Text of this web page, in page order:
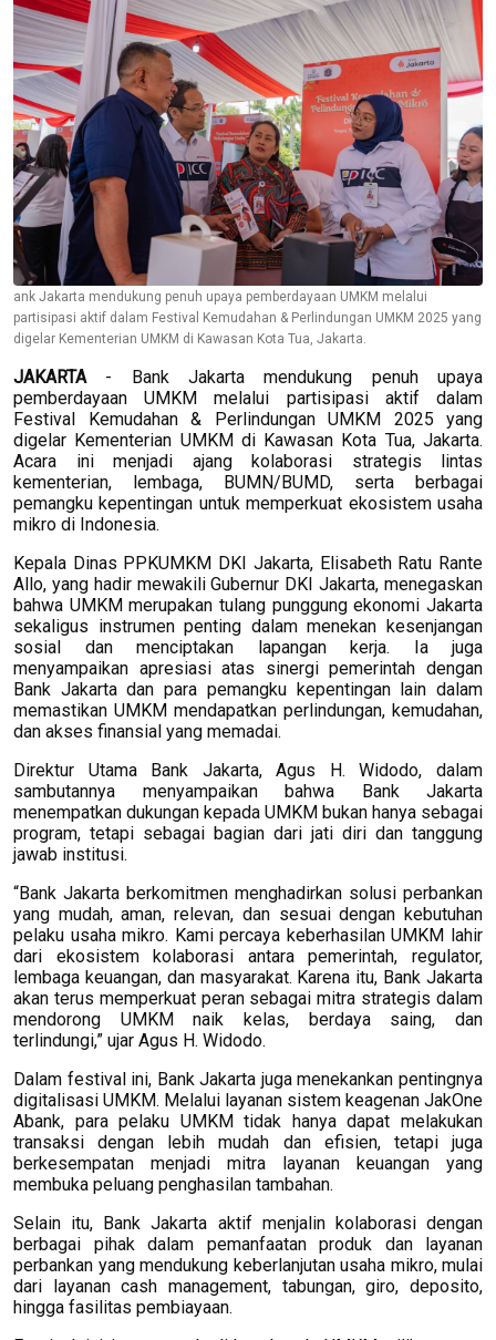
ank Jakarta mendukung penuh upaya pemberdayaan UMKM melalui
partisipasi aktif dalam Festival Kemudahan & Perlindungan UMKM 2025 yang
digelar Kementerian UMKM di Kawasan Kota Tua, Jakarta.
JAKARTA - Bank Jakarta mendukung penuh upaya
pemberdayaan UMKM melalui partisipasi aktif dalam
Festival Kemudahan & Perlindungan UMKM 2025 yang
digelar Kementerian UMKM di Kawasan Kota Tua, Jakarta.
Acara ini menjadi ajang kolaborasi strategis lintas
kementerian, lembaga, BUMN/BUMD, serta berbagai
pemangku kepentingan untuk memperkuat ekosistem usaha
mikro di Indonesia.
Kepala Dinas PPKUMKM DKI Jakarta, Elisabeth Ratu Rante
Allo, yang hadir mewakili Gubernur DKI Jakarta, menegaskan
bahwa UMKM merupakan tulang punggung ekonomi Jakarta
sekaligus instrumen penting dalam menekan kesenjangan
sosial dan menciptakan lapangan kerja. Ia juga
menyampaikan apresiasi atas sinergi pemerintah dengan
Bank Jakarta dan para pemangku kepentingan lain dalam
memastikan UMKM mendapatkan perlindungan, kemudahan,
dan akses finansial yang memadai.
Direktur Utama Bank Jakarta, Agus H. Widodo, dalam
sambutannya menyampaikan bahwa Bank Jakarta
menempatkan dukungan kepada UMKM bukan hanya sebagai
program, tetapi sebagai bagian dari jati diri dan tanggung
jawab institusi.
“Bank Jakarta berkomitmen menghadirkan solusi perbankan
yang mudah, aman, relevan, dan sesuai dengan kebutuhan
pelaku usaha mikro. Kami percaya keberhasilan UMKM lahir
dari ekosistem kolaborasi antara pemerintah, regulator,
lembaga keuangan, dan masyarakat. Karena itu, Bank Jakarta
akan terus memperkuat peran sebagai mitra strategis dalam
mendorong UMKM naik kelas, berdaya saing, dan
terlindungi,” ujar Agus H. Widodo.
Dalam festival ini, Bank Jakarta juga menekankan pentingnya
digitalisasi UMKM. Melalui layanan sistem keagenan JakOne
Abank, para pelaku UMKM tidak hanya dapat melakukan
transaksi dengan lebih mudah dan efisien, tetapi juga
berkesempatan menjadi mitra layanan keuangan yang
membuka peluang penghasilan tambahan.
Selain itu, Bank Jakarta aktif menjalin kolaborasi dengan
berbagai pihak dalam pemanfaatan produk dan layanan
perbankan yang mendukung keberlanjutan usaha mikro, mulai
dari layanan cash management, tabungan, giro, deposito,
hingga fasilitas pembiayaan.